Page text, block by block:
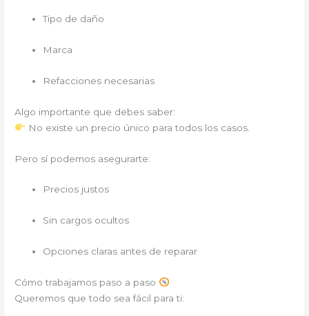
Tipo de daño
Marca
Refacciones necesarias
Algo importante que debes saber:
No existe un precio único para todos los casos.
Pero sí podemos asegurarte:
Precios justos
Sin cargos ocultos
Opciones claras antes de reparar
Cómo trabajamos paso a paso
Queremos que todo sea fácil para ti: